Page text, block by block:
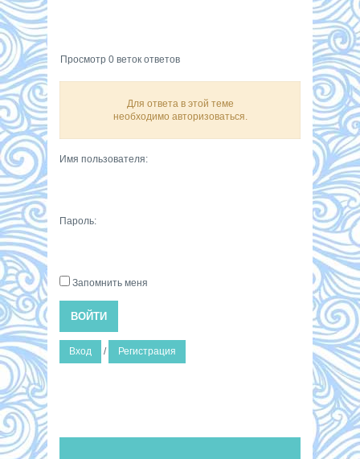
Просмотр 0 веток ответов
Для ответа в этой теме
необходимо авторизоваться.
Имя пользователя:
Пароль:
Запомнить меня
ВОЙТИ
Вход / Регистрация